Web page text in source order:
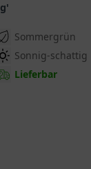
Sommergrün
Sonnig-schattig
Lieferbar